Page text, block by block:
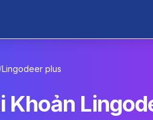
/Lingodeer plus
Khoản